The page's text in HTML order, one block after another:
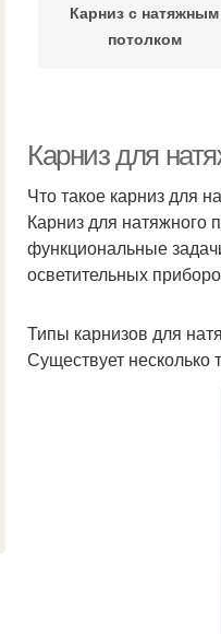
Карниз с натяжным
потолком
потолка
Потолок с нишей
Потолок с карнизом
Карниз для
Что такое карниз для
Карниз для натяжного
функциональные
осветительных
Типы карнизов для
Существует несколько